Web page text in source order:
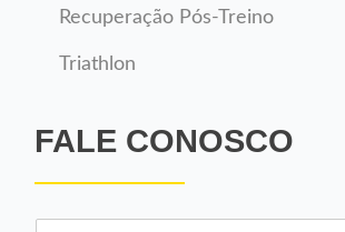
Recuperação Pós-Treino
Triathlon
FALE CONOSCO